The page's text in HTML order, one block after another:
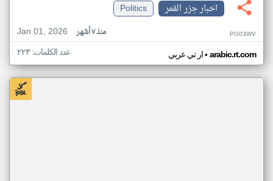
اخبار جزر القمر
Politics
Jan 01, 2026
منذ ٧ أشهر PG03WV
ار تي عربي• arabic.rt.com عدد الكلمات: ٢٢٣